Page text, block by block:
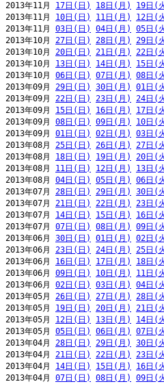
2013年11月 17日(日) 18日(月) 19日(
2013年11月 10日(日) 11日(月) 12日(
2013年11月 03日(日) 04日(月) 05日(
2013年10月 27日(日) 28日(月) 29日(
2013年10月 20日(日) 21日(月) 22日(
2013年10月 13日(日) 14日(月) 15日(
2013年10月 06日(日) 07日(月) 08日(
2013年09月 29日(日) 30日(月) 01日(
2013年09月 22日(日) 23日(月) 24日(
2013年09月 15日(日) 16日(月) 17日(
2013年09月 08日(日) 09日(月) 10日(
2013年09月 01日(日) 02日(月) 03日(
2013年08月 25日(日) 26日(月) 27日(
2013年08月 18日(日) 19日(月) 20日(
2013年08月 11日(日) 12日(月) 13日(
2013年08月 04日(日) 05日(月) 06日(
2013年07月 28日(日) 29日(月) 30日(
2013年07月 21日(日) 22日(月) 23日(
2013年07月 14日(日) 15日(月) 16日(
2013年07月 07日(日) 08日(月) 09日(
2013年06月 30日(日) 01日(月) 02日(
2013年06月 23日(日) 24日(月) 25日(
2013年06月 16日(日) 17日(月) 18日(
2013年06月 09日(日) 10日(月) 11日(
2013年06月 02日(日) 03日(月) 04日(
2013年05月 26日(日) 27日(月) 28日(
2013年05月 19日(日) 20日(月) 21日(
2013年05月 12日(日) 13日(月) 14日(
2013年05月 05日(日) 06日(月) 07日(
2013年04月 28日(日) 29日(月) 30日(
2013年04月 21日(日) 22日(月) 23日(
2013年04月 14日(日) 15日(月) 16日(
2013年04月 07日(日) 08日(月) 09日(